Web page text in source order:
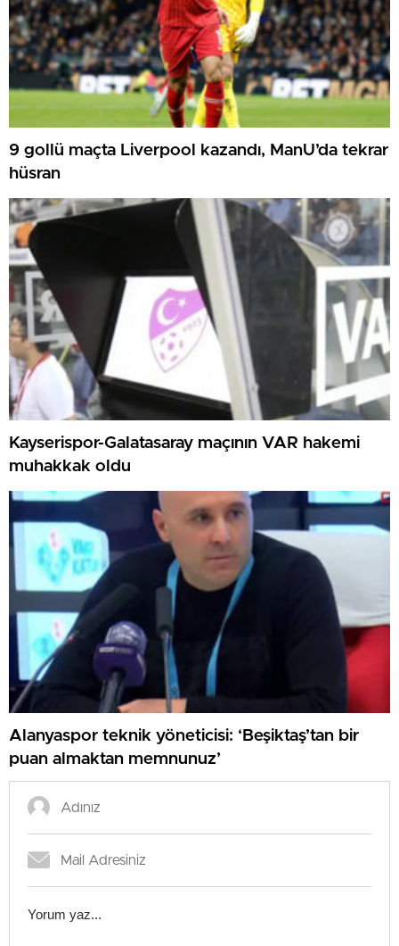
9 gollü maçta Liverpool kazandı, ManU’da tekrar
hüsran
Kayserispor-Galatasaray maçının VAR hakemi
muhakkak oldu
Alanyaspor teknik yöneticisi: ‘Beşiktaş’tan bir
puan almaktan memnunuz’